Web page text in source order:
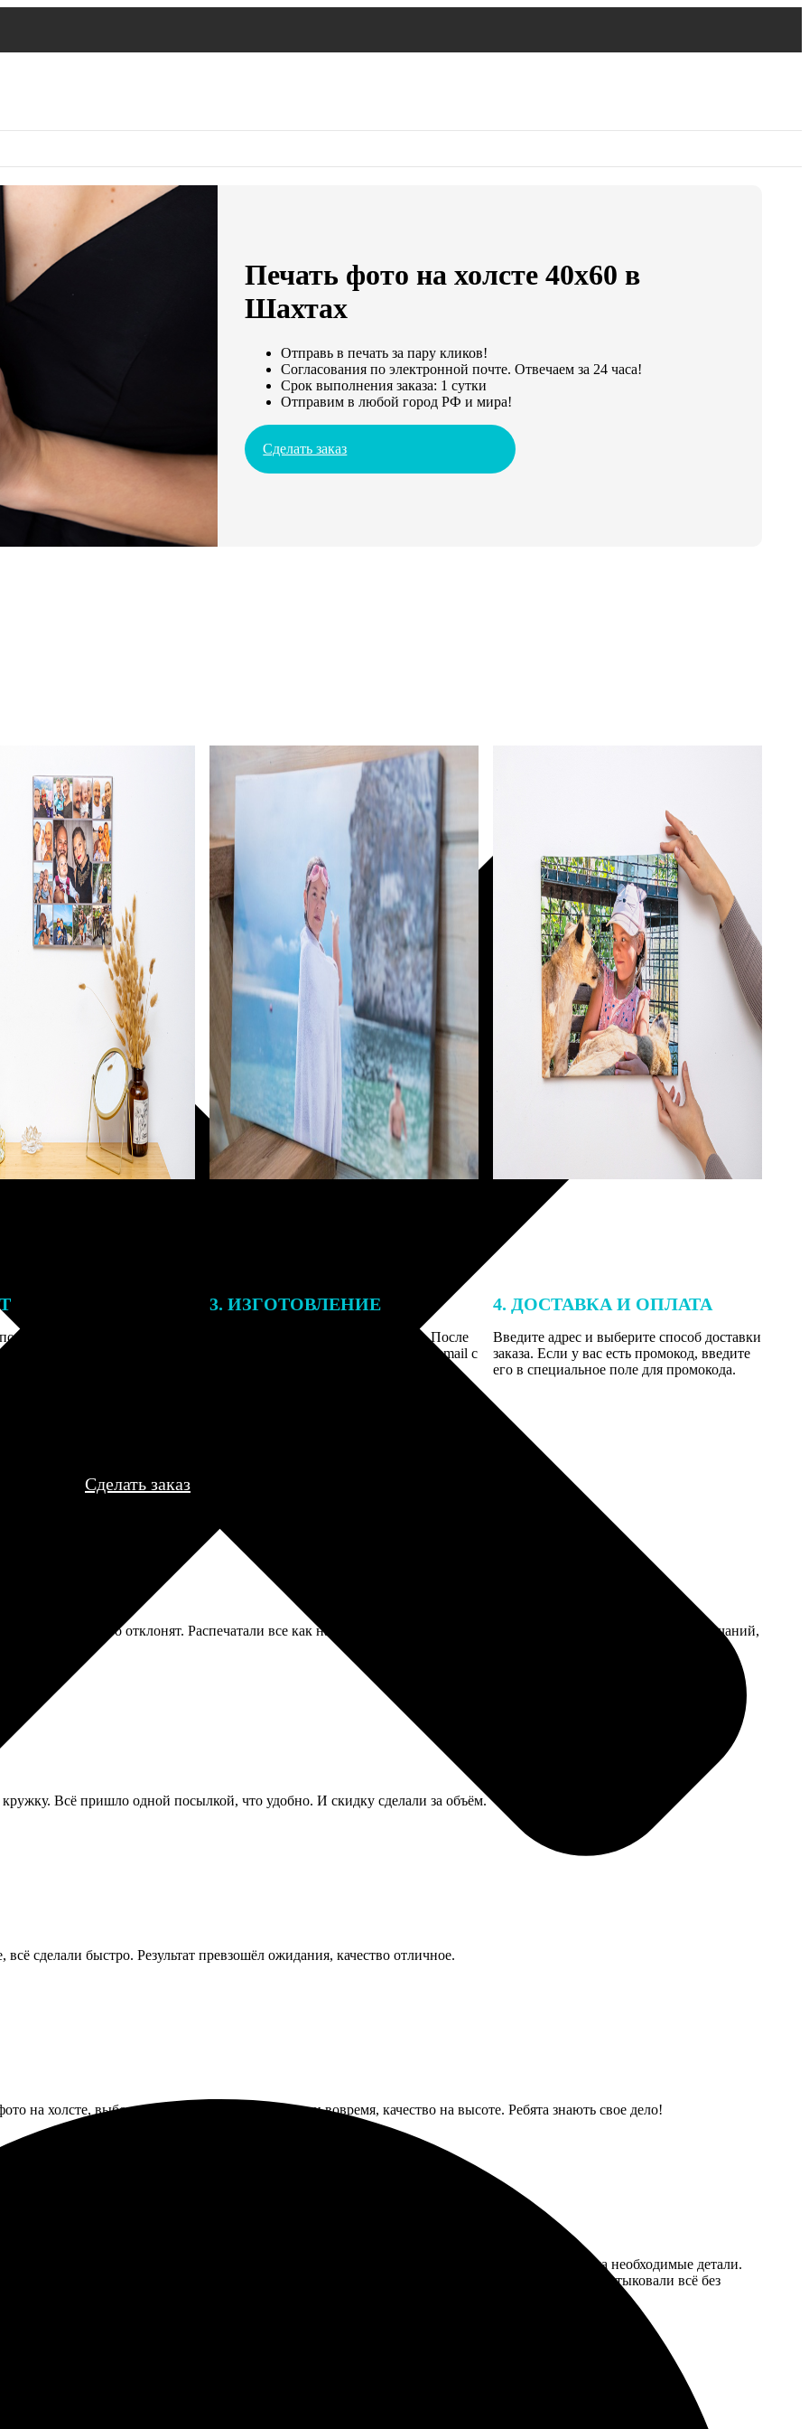
Печать фото на холсте 40х60 в
Шахтах
Отправь в печать за пару кликов!
Согласования по электронной почте. Отвечаем за 24 часа!
Срок выполнения заказа: 1 сутки
Отправим в любой город РФ и мира!
Сделать заказ
заказа к печати
могут связаться с Вами
телефону или email для
деталей.
3. ИЗГОТОВЛЕНИЕ
Оплатите заказ банковской картой. После
оплаты получите подтверждение на email с
описанием заказа. Когда отправим заказ
4. ДОСТАВКА И ОПЛАТА
Введите адрес и выберите способ доставки
заказа. Если у вас есть промокод, введите
его в специальное поле для промокода.
Сделать заказ
боялся, что отклонят. Распечатали все как надо, фон белый, размер точный. В посольстве приняли без замечаний,
кружку. Всё пришло одной посылкой, что удобно. И скидку сделали за объём.
всё сделали быстро. Результат превзошёл ожидания, качество отличное.
на холсте, выбор оказался простым. Доставили вовремя, качество на высоте. Ребята знають свое дело!
сайте оказалось простым и интуитивно понятным. Загрузила фото, выбрала формат и добавила необходимые детали.
впечатлило — яркие цвета и четкие детали, как на экране! Упаковка была надежной, состыковали всё без
настроения и находкой для подарка. Всегда приятно, когда ожидания оправдываются.